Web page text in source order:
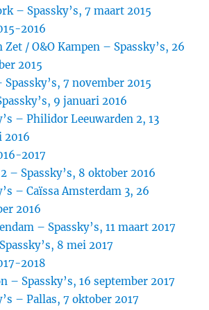
– Spassky’s, 7 maart 2015
2016
Zet / O&O Kampen – Spassky’s, 26
2015
Spassky’s, 7 november 2015
9 januari 2016
– Philidor Leeuwarden 2, 13
2016
2017
– Spassky’s, 8 oktober 2016
– Caïssa Amsterdam 3, 26
2016
– Spassky’s, 11 maart 2017
8 mei 2017
2018
– Spassky’s, 16 september 2017
– Pallas, 7 oktober 2017